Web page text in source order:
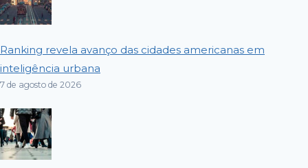
Ranking revela avanço das cidades americanas em
inteligência urbana
7 de agosto de 2026